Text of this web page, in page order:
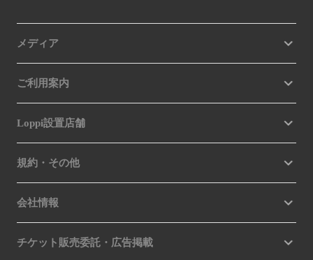
メディア
ご利用案内
Loppi設置店舗
規約・その他
会社情報
チケット販売委託・広告掲載